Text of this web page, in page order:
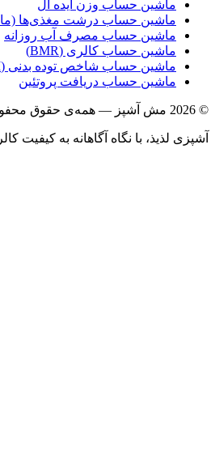
ماشین حساب وزن ایده آل
ماشین حساب درشت مغذی‌ها (ماکرو
ماشین حساب مصرف آب روزانه
ماشین حساب کالری (BMR)
ماشین حساب شاخص توده بدنی (BMI)
ماشین حساب دریافت پروتئین
با نگاه آگاهانه به کیفیت کالری.